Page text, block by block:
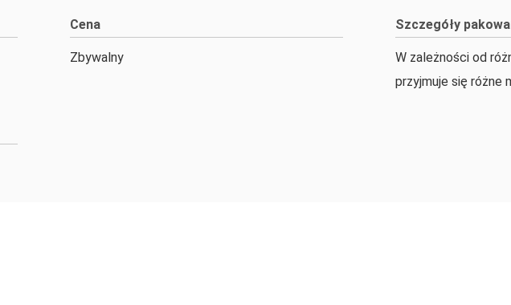
Cena
Zbywalny
Szczegóły
W zależności od
przyjmuje się różne